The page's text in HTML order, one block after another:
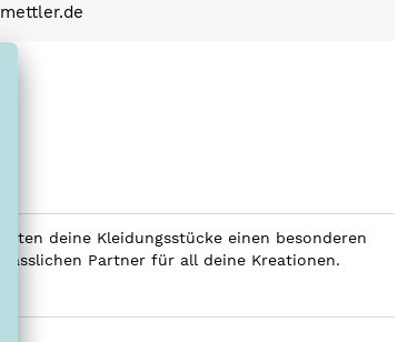
deine Kleidungsstücke einen besonderen
Partner für all deine Kreationen.